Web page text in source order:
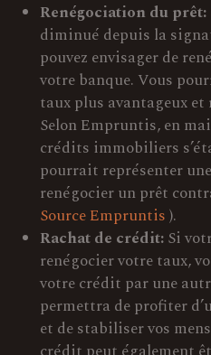
Renégociation du prêt:
diminué depuis la
pouvez envisager de
votre banque. Vous
taux plus avantageux
Selon Empruntis, en
crédits immobiliers
pourrait représenter
renégocier un prêt
Source Empruntis).
Rachat de crédit:Si
renégocier votre taux,
votre crédit par une
permettra de profiter
et de stabiliser vos